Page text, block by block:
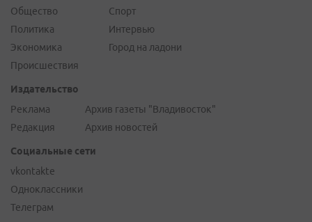
Общество
Политика
Экономика
Происшествия
Спорт
Интервью
Город на ладони
Издательство
Реклама
Редакция
Архив газеты "Владивосток"
Архив новостей
Социальные сети
vkontakte
Одноклассники
Телеграм